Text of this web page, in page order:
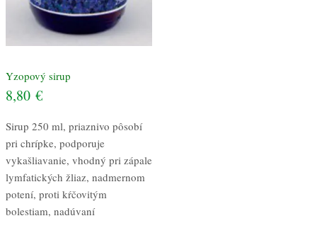
Yzopový sirup
8,80 €
Sirup 250 ml, priaznivo pôsobí
pri chrípke, podporuje
vykašliavanie, vhodný pri zápale
lymfatických žliaz, nadmernom
potení, proti kŕčovitým
bolestiam, nadúvaní